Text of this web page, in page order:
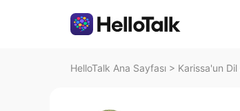
HelloTalk Ana Sayfası > Karissa'un Dil